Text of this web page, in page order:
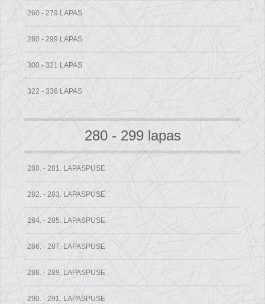
260 - 279 LAPAS
280 - 299 LAPAS
300 - 321 LAPAS
322 - 336 LAPAS
280 - 299 lapas
280. - 281. LAPASPUSE
282. - 283. LAPASPUSE
284. - 285. LAPASPUSE
286. - 287. LAPASPUSE
288. - 289. LAPASPUSE
290. - 291. LAPASPUSE